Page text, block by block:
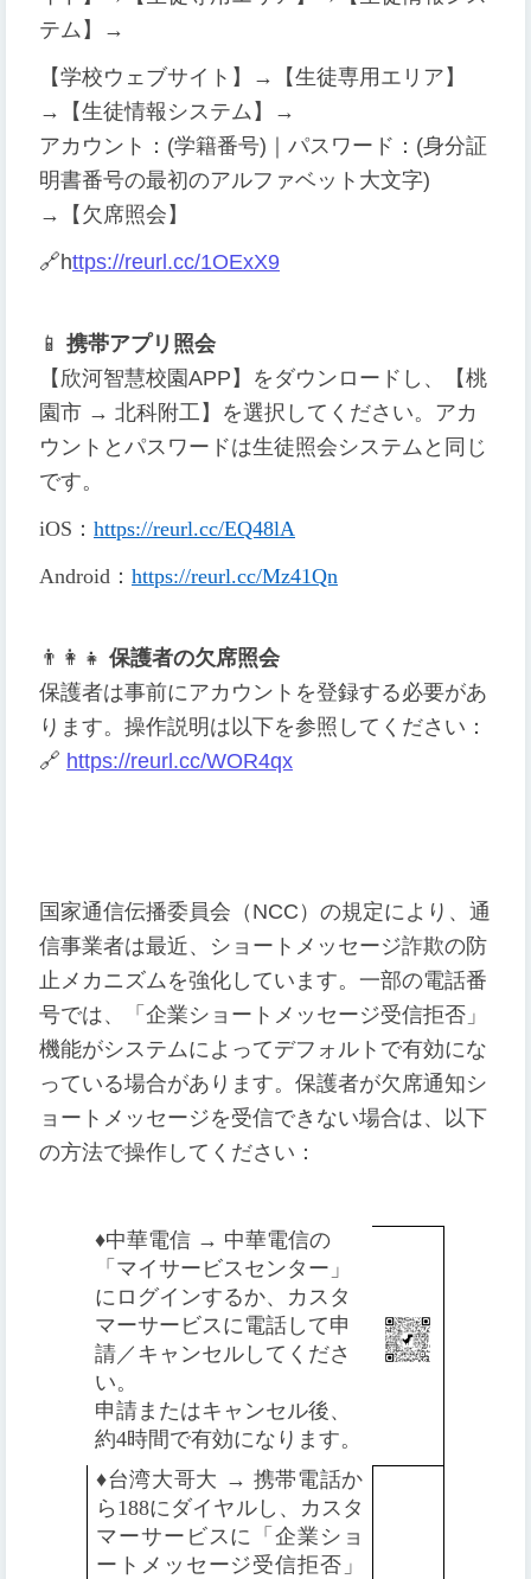
テム】→
【学校ウェブサイト】→【生徒専用エリア】
→【生徒情報システム】→
アカウント：(学籍番号)｜パスワード：(身分証
明書番号の最初のアルファベット大文字)
→【欠席照会】
🔗https://reurl.cc/1OExX9
📱 携帯アプリ照会
【欣河智慧校園APP】をダウンロードし、【桃
園市 → 北科附工】を選択してください。アカ
ウントとパスワードは生徒照会システムと同じ
です。
iOS ： https://reurl.cc/EQ48lA
Android ： https://reurl.cc/Mz41Qn
👨 👩 👧 保護者の欠席照会
保護者は事前にアカウントを登録する必要があ
ります。操作説明は以下を参照してください：
🔗 https://reurl.cc/WOR4qx
国家通信伝播委員会（NCC）の規定により、通
信事業者は最近、ショートメッセージ詐欺の防
止メカニズムを強化しています。一部の電話番
号では、「企業ショートメッセージ受信拒否」
機能がシステムによってデフォルトで有効にな
っている場合があります。保護者が欠席通知シ
ョートメッセージを受信できない場合は、以下
の方法で操作してください：
♦️中華電信 → 中華電信の
「マイサービスセンター」
にログインするか、カスタ
マーサービスに電話して申
請／キャンセルしてくださ
い。
申請またはキャンセル後、
約4時間で有効になります。
♦️台湾大哥大 → 携帯電話か
ら188にダイヤルし、カスタ
マーサービスに「企業ショ
ートメッセージ受信拒否」